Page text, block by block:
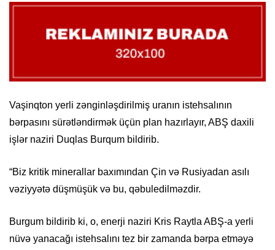
Vaşinqton yerli zənginləşdirilmiş uranın istehsalının
bərpasını sürətləndirmək üçün plan hazırlayır, ABŞ daxili
işlər naziri Duqlas Burqum bildirib.
“Biz kritik minerallar baxımından Çin və Rusiyadan asılı
vəziyyətə düşmüşük və bu, qəbuledilməzdir.
Burgum bildirib ki, o, enerji naziri Kris Raytla ABŞ-a yerli
nüvə yanacağı istehsalını tez bir zamanda bərpa etməyə